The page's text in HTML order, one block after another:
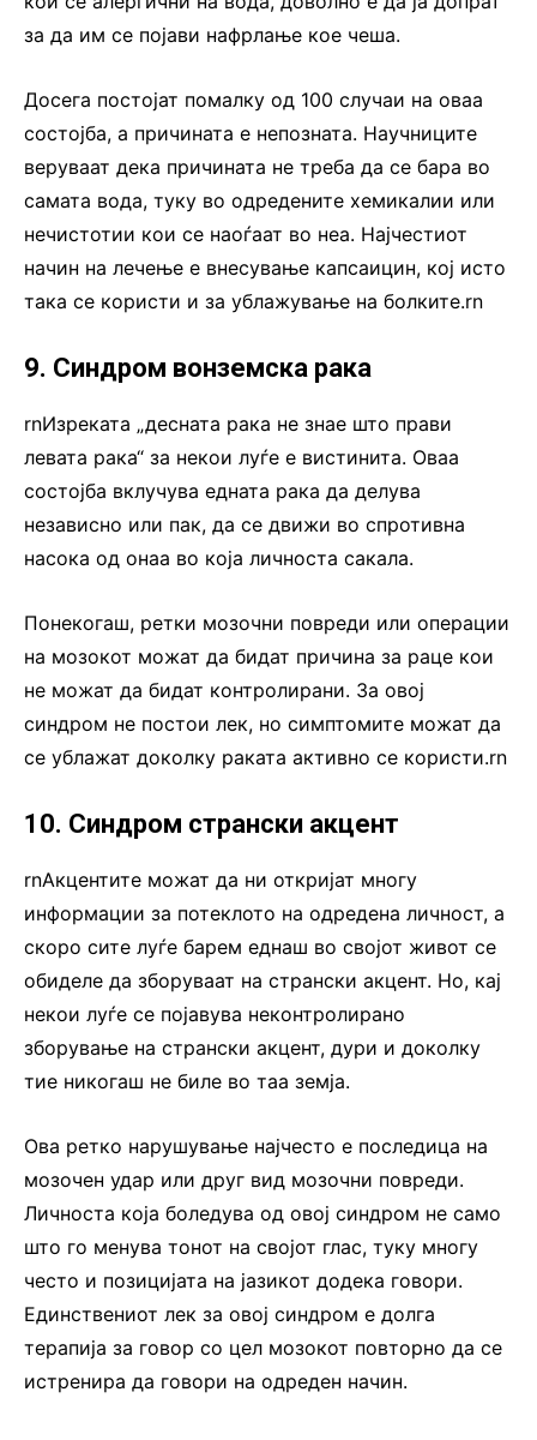
за да им се појави нафрлање кое чеша.
Досега постојат помалку од 100 случаи на оваа
состојба, а причината е непозната. Научниците
веруваат дека причината не треба да се бара во
самата вода, туку во одредените хемикалии или
нечистотии кои се наоѓаат во неа. Најчестиот
начин на лечење е внесување капсаицин, кој исто
така се користи и за ублажување на болките.rn
9. Синдром вонземска рака
rnИзреката „десната рака не знае што прави
левата рака“ за некои луѓе е вистинита. Оваа
состојба вклучува едната рака да делува
независно или пак, да се движи во спротивна
насока од онаа во која личноста сакала.
Понекогаш, ретки мозочни повреди или операции
на мозокот можат да бидат причина за раце кои
не можат да бидат контролирани. За овој
синдром не постои лек, но симптомите можат да
се ублажат доколку раката активно се користи.rn
10. Синдром странски акцент
rnАкцентите можат да ни откријат многу
информации за потеклото на одредена личност, а
скоро сите луѓе барем еднаш во својот живот се
обиделе да зборуваат на странски акцент. Но, кај
некои луѓе се појавува неконтролирано
зборување на странски акцент, дури и доколку
тие никогаш не биле во таа земја.
Ова ретко нарушување најчесто е последица на
мозочен удар или друг вид мозочни повреди.
Личноста која боледува од овој синдром не само
што го менува тонот на својот глас, туку многу
често и позицијата на јазикот додека говори.
Единствениот лек за овој синдром е долга
терапија за говор со цел мозокот повторно да се
истренира да говори на одреден начин.